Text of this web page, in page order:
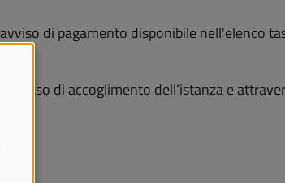
di pagamento disponibile nell'elenco
caso di accoglimento dell’istanza e